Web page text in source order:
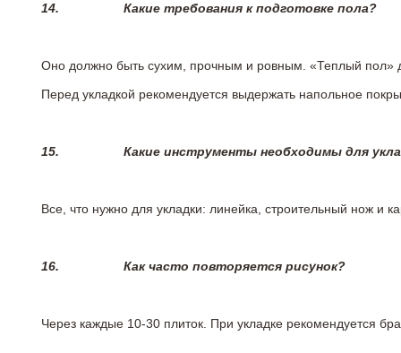
14. Какие требования к подготовке пола?
Оно должно быть сухим, прочным и ровным. «Теплый пол»
Перед укладкой рекомендуется выдержать напольное
15. Какие инструменты необходимы для
Все, что нужно для укладки: линейка, строительный нож и
16. Как часто повторяется рисунок?
Через каждые 10-30 плиток. При укладке рекомендуется